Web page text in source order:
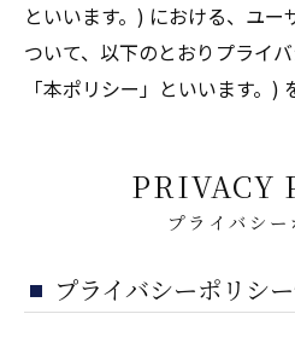
といいます。) における、ユ
ついて、以下のとおりプライ
「本ポリシー」といいます。)
プライバシー
PRIVACY
プライバシーポリシ